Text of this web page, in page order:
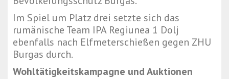
Im Spiel um Platz drei setzte sich das
rumänische Team IPA Regiunea 1 Dolj
ebenfalls nach Elfmeterschießen gegen ZHU
Burgas durch.
Wohltätigkeitskampagne und Auktionen